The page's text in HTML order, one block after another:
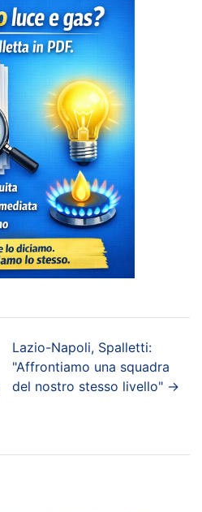
Lazio-Napoli, Spalletti:
"Affrontiamo una squadra
del nostro stesso livello" →